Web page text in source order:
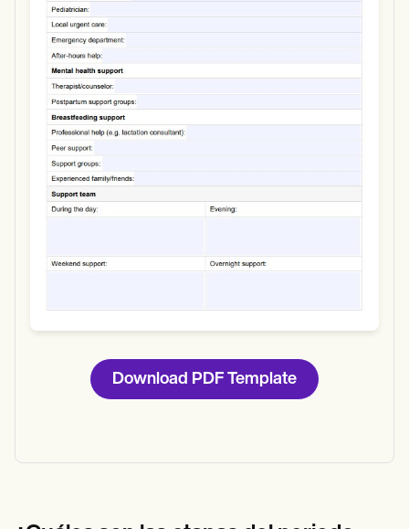
Download
Download PDF Template